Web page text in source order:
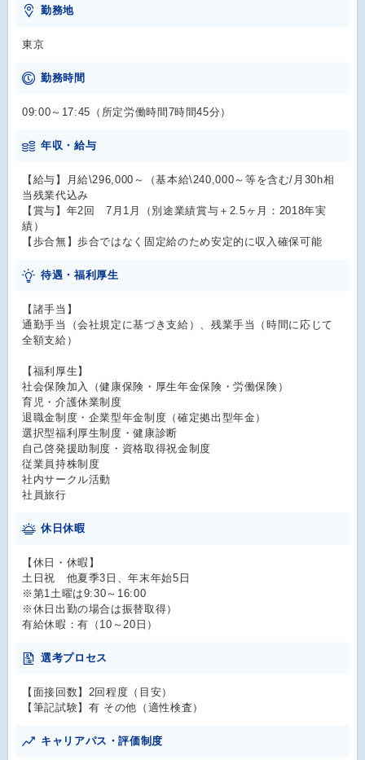
勤務地
東京
勤務時間
09:00～17:45（所定労働時間7時間45分）
年収・給与
【給与】月給\296,000～（基本給\240,000～等を含む/月30h相
当残業代込み
【賞与】年2回 7月1月（別途業績賞与＋2.5ヶ月：2018年実
績）
【歩合無】歩合ではなく固定給のため安定的に収入確保可能
待遇・福利厚生
【諸手当】
通勤手当（会社規定に基づき支給）、残業手当（時間に応じて
全額支給）
【福利厚生】
社会保険加入（健康保険・厚生年金保険・労働保険）
育児・介護休業制度
退職金制度・企業型年金制度（確定拠出型年金）
選択型福利厚生制度・健康診断
自己啓発援助制度・資格取得祝金制度
従業員持株制度
社内サークル活動
社員旅行
休日休暇
【休日・休暇】
土日祝 他夏季3日、年末年始5日
※第1土曜は9:30～16:00
※休日出勤の場合は振替取得）
有給休暇：有（10～20日）
選考プロセス
【面接回数】2回程度（目安）
【筆記試験】有 その他（適性検査）
キャリアパス・評価制度